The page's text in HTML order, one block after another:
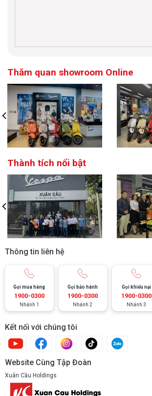
Thăm quan showroom Online
Thành tích nổi bật
Thông tin liên hệ
Gọi mua hàng
1900-0300
Nhánh 1
Gọi bảo hành
1900-0300
Nhánh 2
Gọi khiếu nại
1900-0300
Nhánh 3
Kết nối với chúng tôi
Website Cùng Tập Đoàn
Xuân Cầu Holdings